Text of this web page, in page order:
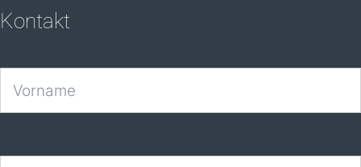
Kontakt